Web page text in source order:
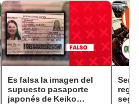
Es falsa la imagen del
supuesto pasaporte
japonés de Keiko